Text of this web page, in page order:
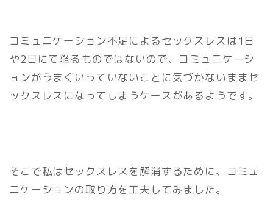
コミュニケーション不足によるセックスレスは1日
や2日にて陥るものではないので、コミュニケーシ
ョンがうまくいっていないことに気づかないままセ
ックスレスになってしまうケースがあるようです。
そこで私はセックスレスを解消するために、コミュ
ニケーションの取り方を工夫してみました。